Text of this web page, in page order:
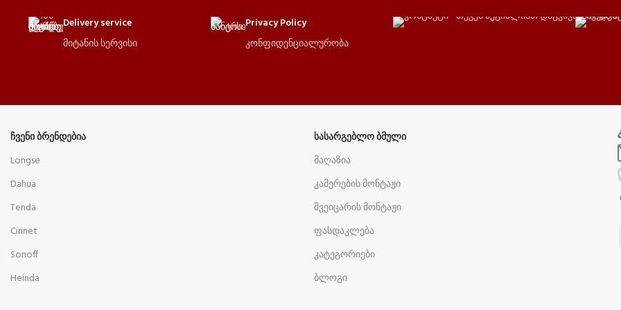
Delivery service
მიტანის სერვისი
Privacy Policy
კონფიდენციალურობა
ᲩᲕᲔᲜᲘ ᲑᲠᲔᲜᲓᲔᲑᲘᲐ
Longse
Dahua
Tenda
Cirinet
Sonoff
Heinda
ᲡᲐᲡᲐᲠᲒᲔᲑᲚᲝ ᲑᲛᲣᲚᲘ
მაღაზია
კამერების მონტაჟი
შვეიცარის მონტაჟი
ფასდაკლება
კატეგორიები
ბლოგი